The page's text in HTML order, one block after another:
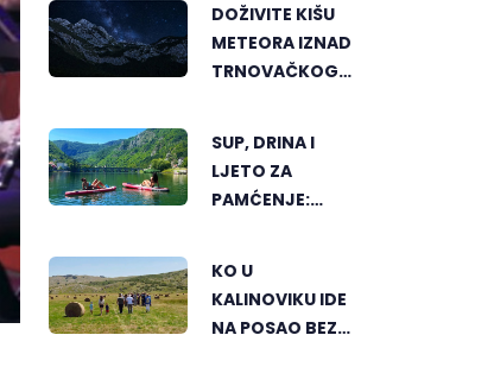
DOŽIVITE KIŠU
METEORA IZNAD
TRNOVAČKOG
SUP, DRINA I
LJETO ZA
PAMĆENJE:
VIŠEGRADA
KO U
KALINOVIKU IDE
NA POSAO BEZ